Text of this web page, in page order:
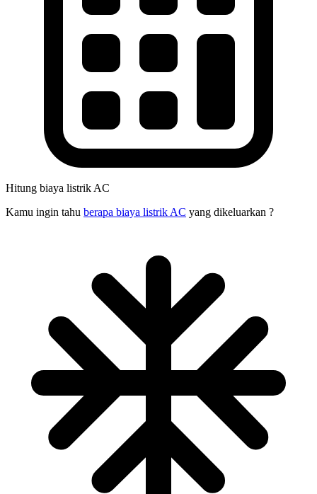
Hitung biaya listrik AC
Kamu ingin tahu berapa biaya listrik AC yang dikeluarkan ?